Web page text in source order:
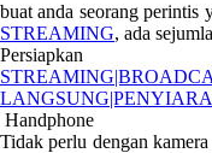
buat anda seorang perintis
STREAMING, ada
Handphone
Tidak perlu dengan